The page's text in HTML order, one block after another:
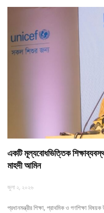
একটি মূল্যবোধভিত্তিক
মাহদী আমিন
জুলা ২, ২০২৬
প্রধানমন্ত্রীর শিক্ষা, প্রাথমিক ও গণশিক্ষা